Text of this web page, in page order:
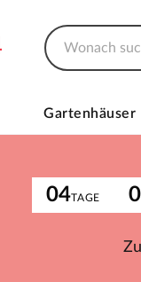
Gartenhäuser
04TAGE